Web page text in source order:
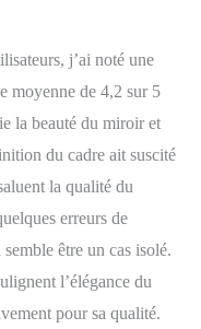
il vous
de le sortir de
emballage et
le support en
de U pour
l'installation.
le miroir en
contre le mur ou
suspendre à la
Design
: grâce à son
j’ai noté une
moyenne de 4,2 sur 5
la beauté du miroir et
du cadre ait suscité
la qualité du
erreurs de
être un cas isolé.
l’élégance du
pour sa qualité.